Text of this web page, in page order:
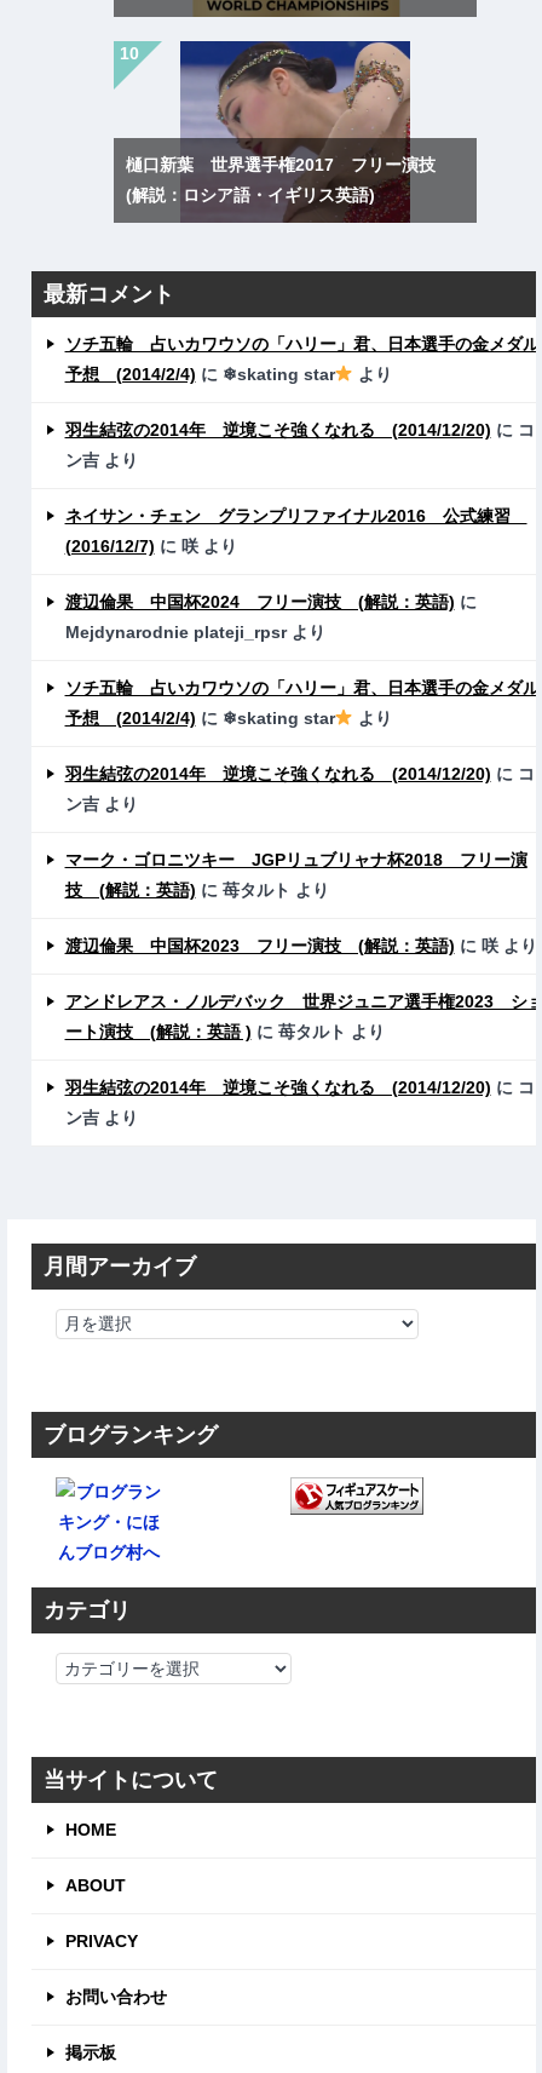
樋口新葉 世界選手権2017 フリー演技
(解説：ロシア語・イギリス英語)
最新コメント
ソチ五輪 占いカワウソの「ハリー」君、日本選手の金メダル
予想 (2014/2/4) に ❄skating star より
羽生結弦の2014年 逆境こそ強くなれる (2014/12/20) に コ
ン吉より
ネイサン・チェン グランプリファイナル2016 公式練習
(2016/12/7) に 咲より
渡辺倫果 中国杯2024 フリー演技 (解説：英語) に
Mejdynarodnie plateji_rpsrより
ソチ五輪 占いカワウソの「ハリー」君、日本選手の金メダル
予想 (2014/2/4) に ❄skating star より
羽生結弦の2014年 逆境こそ強くなれる (2014/12/20) に コ
ン吉より
マーク・ゴロニツキー JGPリュブリャナ杯2018 フリー演
技 (解説：英語) に 苺タルト より
渡辺倫果 中国杯2023 フリー演技 (解説：英語) に 咲より
アンドレアス・ノルデバック 世界ジュニア選手権2023 シ
ート演技 (解説：英語 ) に 苺タルト より
羽生結弦の2014年 逆境こそ強くなれる (2014/12/20) に コ
ン吉より
月間アーカイブ
ブログランキング
カテゴリ
カ
リ
当サイトについて
HOME
ABOUT
PRIVACY
お問い合わせ
掲示板